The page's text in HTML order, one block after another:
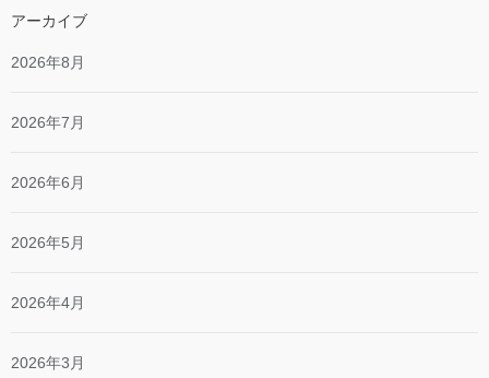
アーカイブ
2026年8月
2026年7月
2026年6月
2026年5月
2026年4月
2026年3月